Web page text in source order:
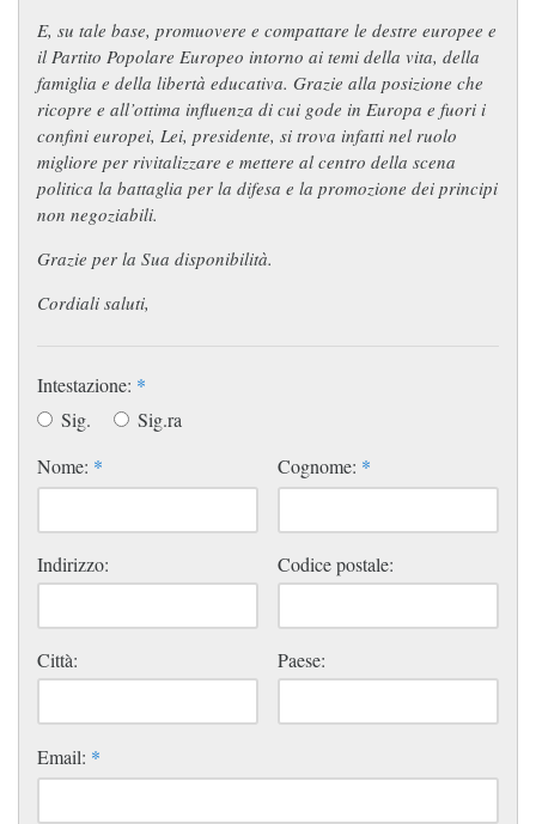
E, su tale base, promuovere e compattare le destre europee e
il Partito Popolare Europeo intorno ai temi della vita, della
famiglia e della libertà educativa. Grazie alla posizione che
ricopre e all’ottima influenza di cui gode in Europa e fuori i
confini europei, Lei, presidente, si trova infatti nel ruolo
migliore per rivitalizzare e mettere al centro della scena
politica la battaglia per la difesa e la promozione dei principi
non negoziabili.
Grazie per la Sua disponibilità.
Cordiali saluti,
Intestazione: *
Sig.
Sig.ra
Nome: * Cognome: *
Indirizzo: Codice postale:
Città: Paese:
Email: *